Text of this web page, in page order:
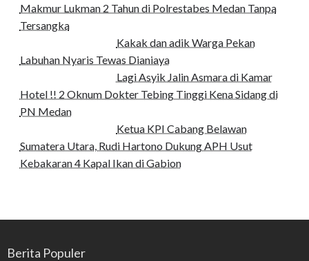
Makmur Lukman 2 Tahun di Polrestabes Medan Tanpa
Tersangka
Kakak dan adik Warga Pekan
Labuhan Nyaris Tewas Dianiaya
Lagi Asyik Jalin Asmara di Kamar
Hotel !! 2 Oknum Dokter Tebing Tinggi Kena Sidang di
PN Medan
Ketua KPI Cabang Belawan
Sumatera Utara, Rudi Hartono Dukung APH Usut
Kebakaran 4 Kapal Ikan di Gabion
Berita Populer